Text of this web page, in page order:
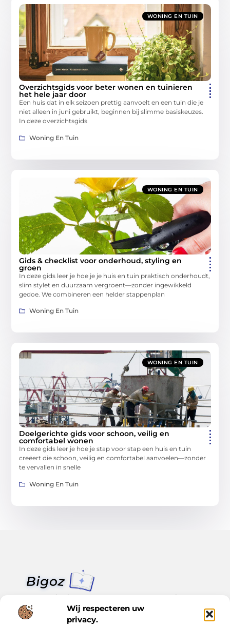
Wij respecteren uw
privacy.
WONING EN TUIN
Overzichtsgids voor beter wonen en tuinieren
het hele jaar door
Een huis dat in elk seizoen prettig aanvoelt en een tuin die je
niet alleen in juni gebruikt, beginnen bij slimme basiskeuzes.
In deze overzichtsgids
Woning En Tuin
WONING EN TUIN
Gids & checklist voor onderhoud, styling en
groen
In deze gids leer je hoe je je huis en tuin praktisch onderhoudt,
slim stylet en duurzaam vergroent—zonder ingewikkeld
gedoe. We combineren een helder stappenplan
Woning En Tuin
WONING EN TUIN
Doelgerichte gids voor schoon, veilig en
comfortabel wonen
In deze gids leer je hoe je stap voor stap een huis en tuin
creëert die schoon, veilig en comfortabel aanvoelen—zonder
te vervallen in snelle
Woning En Tuin
Van klein nieuws tot grote trends – alles op Bigoz.nl.
Lees inspirerende blogs en artikelen over het dagelijks leven,
actualiteit en meer.